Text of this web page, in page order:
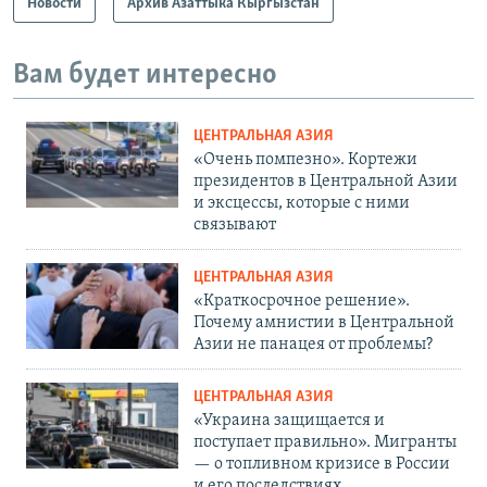
Новости Архив Азаттыка Кыргызстан
Вам будет интересно
ЦЕНТРАЛЬНАЯ АЗИЯ
«Очень помпезно». Кортежи
президентов в Центральной Азии
и эксцессы, которые с ними
связывают
ЦЕНТРАЛЬНАЯ АЗИЯ
«Краткосрочное решение».
Почему амнистии в Центральной
Азии не панацея от проблемы?
ЦЕНТРАЛЬНАЯ АЗИЯ
«Украина защищается и
поступает правильно». Мигранты
— о топливном кризисе в России